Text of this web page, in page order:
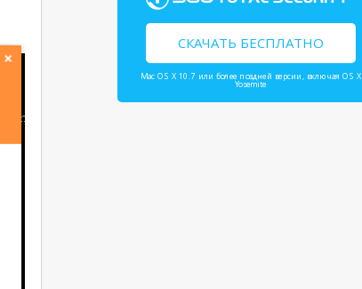
СКАЧАТЬ БЕСПЛАТНО
Mac OS X 10.7 или более поздней версии, включая OS X
Yosemite